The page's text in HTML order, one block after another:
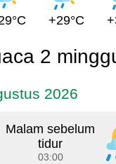
+29°C
2
2026
Malam sebelum
tidur
03:00